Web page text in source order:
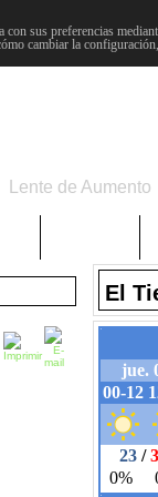
sus preferencias
cambiar la
Lente de Aumento
El